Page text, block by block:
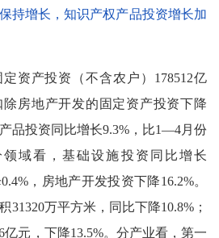
持增长，知识产权产品投资增长加
资产投资（不含农户）178512亿
除房地产开发的固定资产投资下降
品投资同比增长9.3%，比1—4月份
域看，基础设施投资同比增长
，房地产开发投资下降16.2%。
31320万平方米，同比下降10.8%；
亿元，下降13.5%。分产业看，第一